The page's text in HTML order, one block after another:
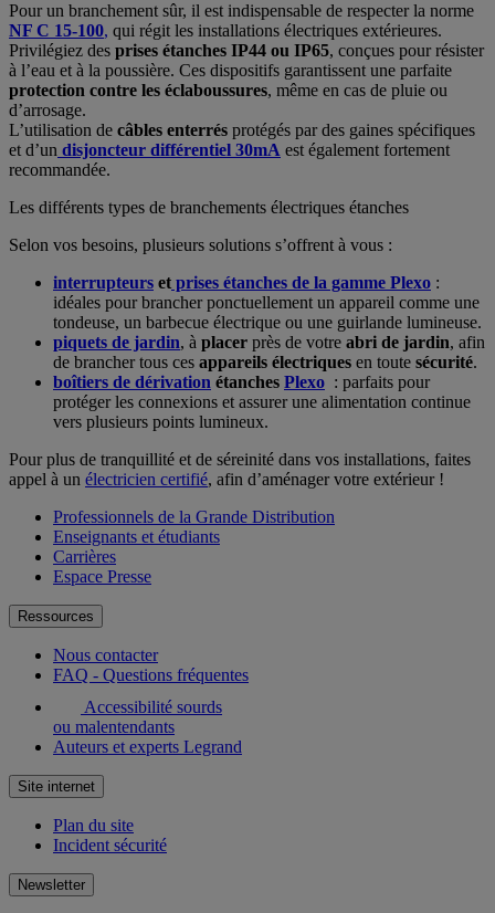
Pour un branchement sûr, il est indispensable de respecter la norme
NF C 15-100, qui régit les installations électriques extérieures.
Privilégiez des prises étanches IP44 ou IP65, conçues pour résister
à l’eau et à la poussière. Ces dispositifs garantissent une parfaite
protection contre les éclaboussures, même en cas de pluie ou
d’arrosage.
L’utilisation de câbles enterrés protégés par des gaines spécifiques
et d’un disjoncteur différentiel 30mA est également fortement
recommandée.
Les différents types de branchements électriques étanches
Selon vos besoins, plusieurs solutions s’offrent à vous :
interrupteurs et prises étanches de la gamme Plexo :
idéales pour brancher ponctuellement un appareil comme une
tondeuse, un barbecue électrique ou une guirlande lumineuse.
piquets de jardin, à placer près de votre abri de jardin, afin
de brancher tous ces appareils électriques en toute sécurité.
boîtiers de dérivation étanches Plexo : parfaits pour
protéger les connexions et assurer une alimentation continue
vers plusieurs points lumineux.
Pour plus de tranquillité et de séreinité dans vos installations, faites
appel à un électricien certifié, afin d’aménager votre extérieur !
Professionnels de la Grande Distribution
Enseignants et étudiants
Carrières
Espace Presse
Ressources
Nous contacter
FAQ - Questions fréquentes
Accessibilité sourds
ou malentendants
Auteurs et experts Legrand
Site internet
Plan du site
Incident sécurité
Newsletter